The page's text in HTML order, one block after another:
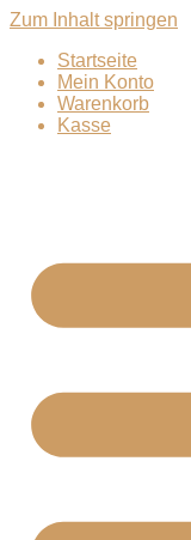
Zum Inhalt springen
Startseite
Mein Konto
Warenkorb
Kasse